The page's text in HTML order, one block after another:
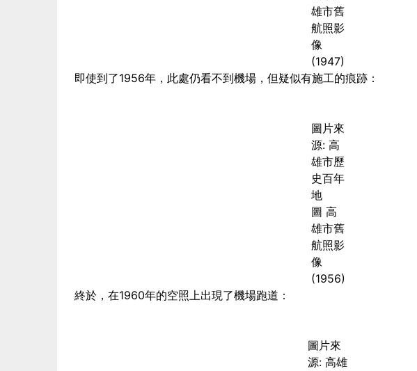
雄市舊
航照影
像
(1947)
即使到了1956年，此處仍看不到機場，但疑似有施工的痕跡：
圖片來
源: 高
雄市歷
史百年
地
圖 高
雄市舊
航照影
像
(1956)
終於，在1960年的空照上出現了機場跑道：
圖片來
源: 高雄